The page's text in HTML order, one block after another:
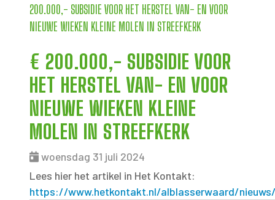
200.000,- SUBSIDIE VOOR HET HERSTEL VAN- EN VOOR
NIEUWE WIEKEN KLEINE MOLEN IN STREEFKERK
€ 200.000,- SUBSIDIE VOOR
HET HERSTEL VAN- EN VOOR
NIEUWE WIEKEN KLEINE
MOLEN IN STREEFKERK
woensdag 31 juli 2024
Lees hier het artikel in Het Kontakt:
https://www.hetkontakt.nl/alblasserwaard/